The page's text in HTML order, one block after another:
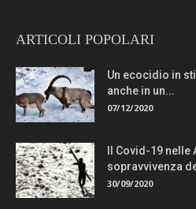
ARTICOLI POPOLARI
Un ecocidio in
anche in un...
07/12/2020
Il Covid-19
sopravvivenza
30/09/2020